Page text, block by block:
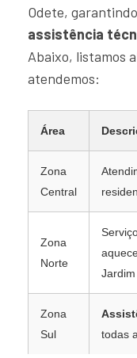
Odete,
assistência
Abaixo, listamos
atendemos:
Área
Zona
Central
Zona
Norte
Zona
Sul
todas